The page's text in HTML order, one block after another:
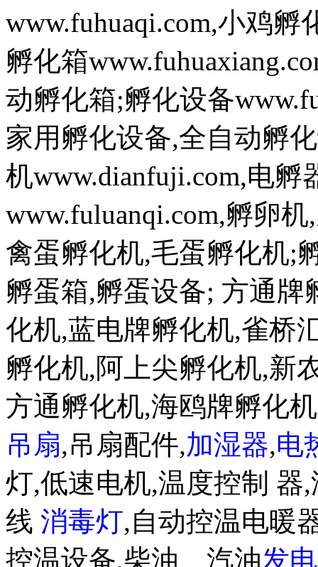
www.fuhuaqi.com,小鸡
孵化箱
动孵化箱;孵化设备
家用孵化设备,全自动孵
机www.dianfuji.com,电
www.fuluanqi.com,孵卵
禽蛋孵化机,毛蛋孵化机;
孵蛋箱,孵蛋设备; 方通
化机,蓝电牌孵化机,雀桥
孵化机,阿上尖孵化机,新
方通孵化机,海鸥牌孵化
吊扇,吊扇配件,加湿器,电
灯,低速电机,温度控制 器
线 消毒灯,自动控温电暖
控温设备,柴油、汽油发